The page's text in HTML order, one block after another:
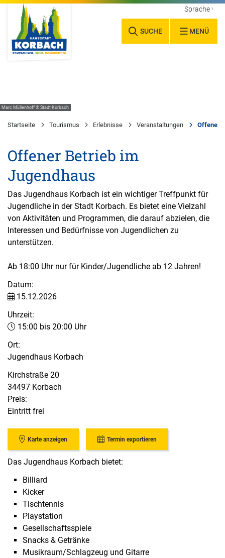
SUCHE MENÜ
Sprache
Marc Müllenhoff © Stadt Korbach
Startseite Tourismus Erlebnisse Veranstaltungen Offener
Offener Betrieb im
Jugendhaus
Das Jugendhaus Korbach ist ein wichtiger Treffpunkt für
Jugendliche in der Stadt Korbach. Es bietet eine Vielzahl
von Aktivitäten und Programmen, die darauf abzielen, die
Interessen und Bedürfnisse von Jugendlichen zu
unterstützen.
Ab 18:00 Uhr nur für Kinder/Jugendliche ab 12 Jahren!
Datum:
15.12.2026
Uhrzeit:
15:00 bis 20:00 Uhr
Ort:
Jugendhaus Korbach
Kirchstraße 20
34497 Korbach
Preis:
Eintritt frei
Karte anzeigen Termin exportieren
Das Jugendhaus Korbach bietet:
Billiard
Kicker
Tischtennis
Playstation
Gesellschaftsspiele
Snacks & Getränke
Musikraum/Schlagzeug und Gitarre